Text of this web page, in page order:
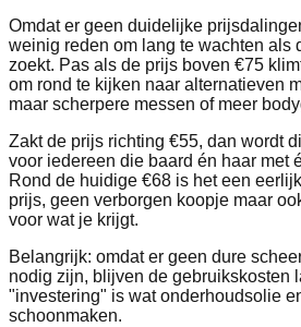
Omdat er geen duidelijke
weinig reden om lang te wachten als
zoekt. Pas als de prijs boven €75
om rond te kijken naar alternatieven
maar scherpere messen of meer
Zakt de prijs richting €55, dan wordt
voor iedereen die baard én haar met
Rond de huidige €68 is het een
prijs, geen verborgen koopje maar
voor wat je krijgt.
Belangrijk: omdat er geen dure
nodig zijn, blijven de gebruikskosten
"investering" is wat onderhoudsolie
schoonmaken.